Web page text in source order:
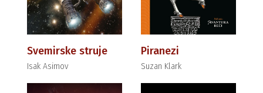
Svemirske struje
Isak Asimov
Piranezi
Suzan Klark